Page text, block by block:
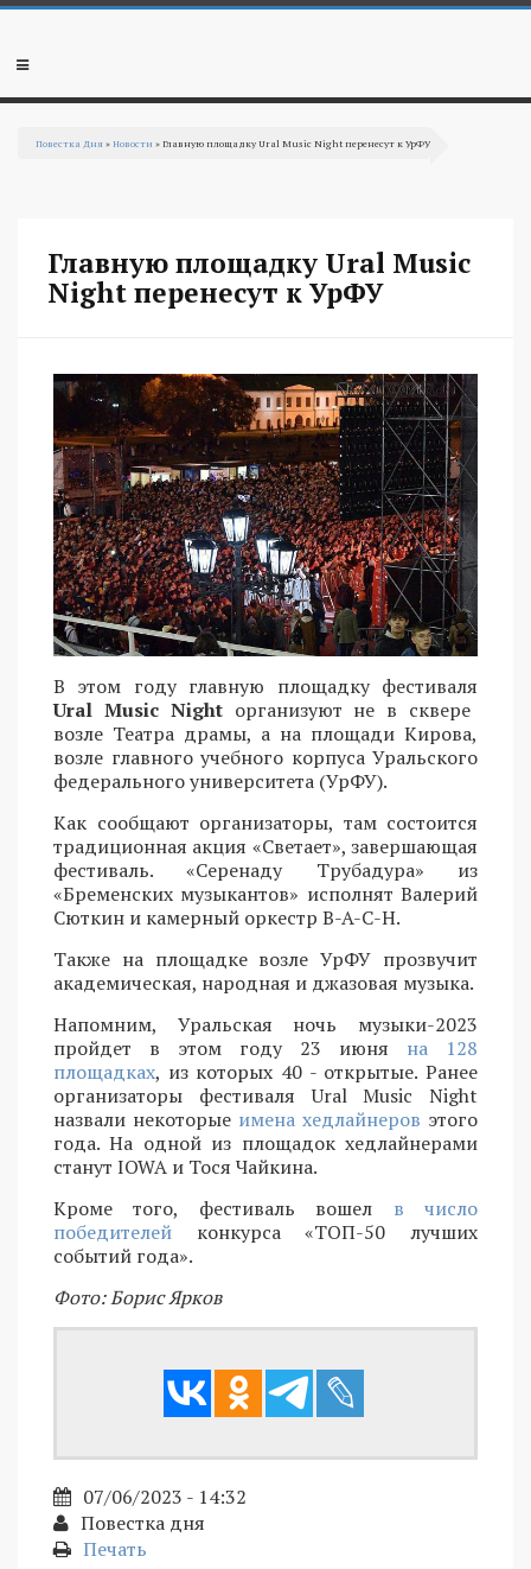
Перейти к основному содержанию
Мобильное
Повестка Дня »Новости » Главную площадку Ural Music Night перенесут к УрФУ
Главную площадку Ural Music
Night перенесут к УрФУ
В этом году главную площадку фестиваля
Ural Music Night организуют не в сквере
возле Театра драмы, а на площади Кирова,
возле главного учебного корпуса Уральского
федерального университета (УрФУ).
Как сообщают организаторы, там состоится
традиционная акция «Светает», завершающая
фестиваль. «Серенаду Трубадура» из
«Бременских музыкантов» исполнят Валерий
Сюткин и камерный оркестр B-A-C-H.
Также на площадке возле УрФУ прозвучит
академическая, народная и джазовая музыка.
Напомним, Уральская ночь музыки-2023
пройдет в этом году 23 июня на 128
площадках, из которых 40 - открытые. Ранее
организаторы фестиваля Ural Music Night
назвали некоторые имена хедлайнеров этого
года. На одной из площадок хедлайнерами
станут IOWA и Тося Чайкина.
Кроме того, фестиваль вошел в число
победителей конкурса «ТОП-50 лучших
событий года».
Фото: Борис Ярков
07/06/2023 - 14:32
Повестка дня
Печать